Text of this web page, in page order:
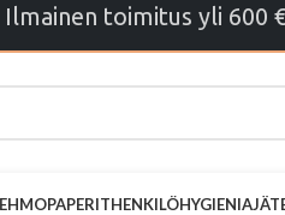
Ilmainen toimitus yli 600
HENKILÖHYGIENIA